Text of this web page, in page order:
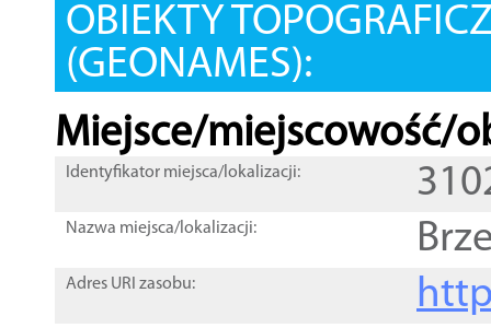
OBIEKTY
(GEONAMES):
Miejsce/miejscowość/
Identyfikator miejsca/lokalizacji:
Nazwa miejsca/lokalizacji:
Adres URI zasobu: